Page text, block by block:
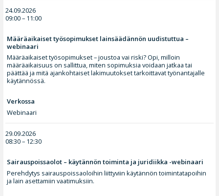
24.09.2026
09:00 – 11:00
Määräaikaiset työsopimukset lainsäädännön uudistuttua –
webinaari
Määräaikaiset työsopimukset – joustoa vai riski? Opi, milloin
määräaikaisuus on sallittua, miten sopimuksia voidaan jatkaa tai
päättää ja mitä ajankohtaiset lakimuutokset tarkoittavat työnantajalle
käytännössä.
Verkossa
Webinaari
29.09.2026
08:30 – 12:30
Sairauspoissaolot – käytännön toiminta ja juridiikka -webinaari
Perehdytys sairauspoissaoloihin liittyviin käytännön toimintatapoihin
ja lain asettamiin vaatimuksiin.